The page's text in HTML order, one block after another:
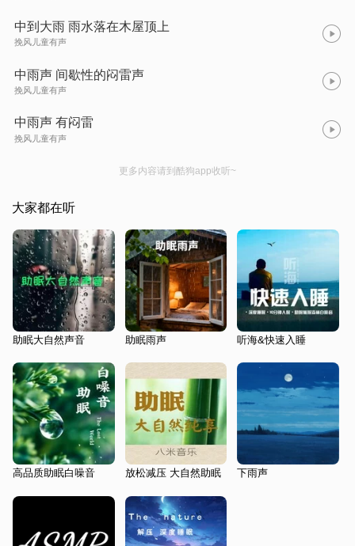
中到大雨 雨水落在木屋顶上
挽风儿童有声
中雨声 间歇性的闷雷声
挽风儿童有声
中雨声 有闷雷
挽风儿童有声
更多内容请到酷狗app收听~
大家都在听
助眠大自然声音 助眠雨声 听海&快速入睡
高品质助眠白噪音 放松减压 大自然助眠 下雨声